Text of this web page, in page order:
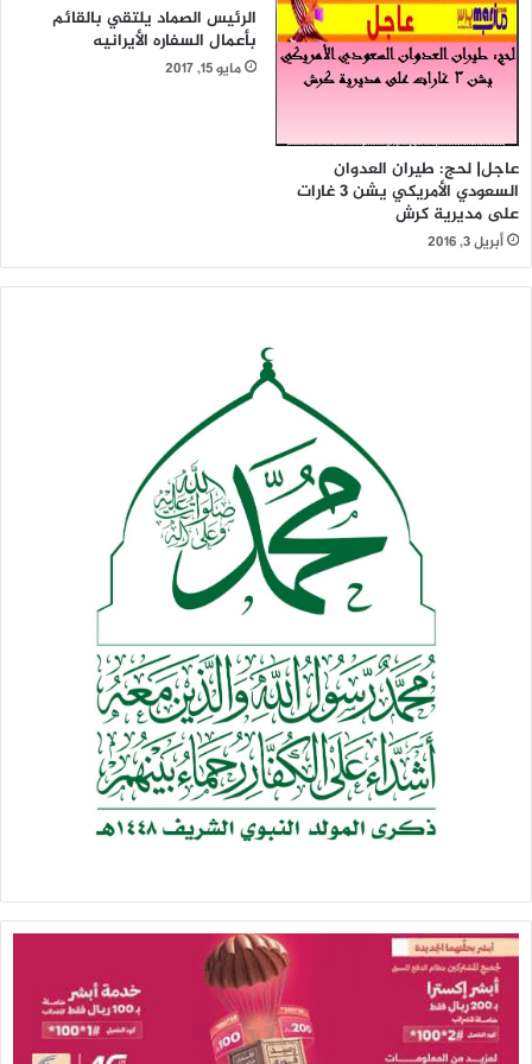
عاجل| لحج: طيران العدوان
السعودي الأمريكي يشن 3 غارات
على مديرية كرش
أبريل 3, 2016
الرئيس الصماد يلتقي بالقائم
بأعمال السفاره الأيرانيه
مايو 15, 2017